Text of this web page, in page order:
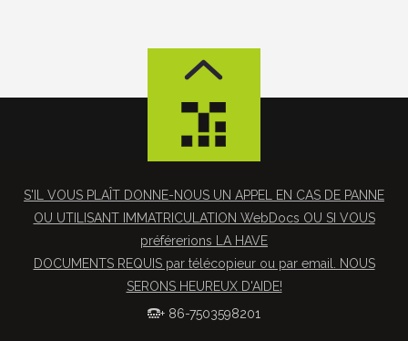
S'IL VOUS PLAÎT DONNE-NOUS UN APPEL EN CAS DE PANNE
OU UTILISANT IMMATRICULATION WebDocs OU SI VOUS
préférerions LA HAVE
DOCUMENTS REQUIS par télécopieur ou par email. NOUS
SERONS HEUREUX D'AIDE!
+ 86-7503598201